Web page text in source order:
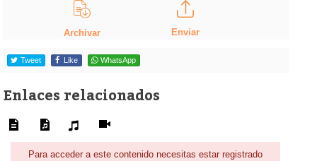
Archivar Enviar
Tweet Like WhatsApp
Enlaces relacionados
Para acceder a este contenido necesitas estar registrado